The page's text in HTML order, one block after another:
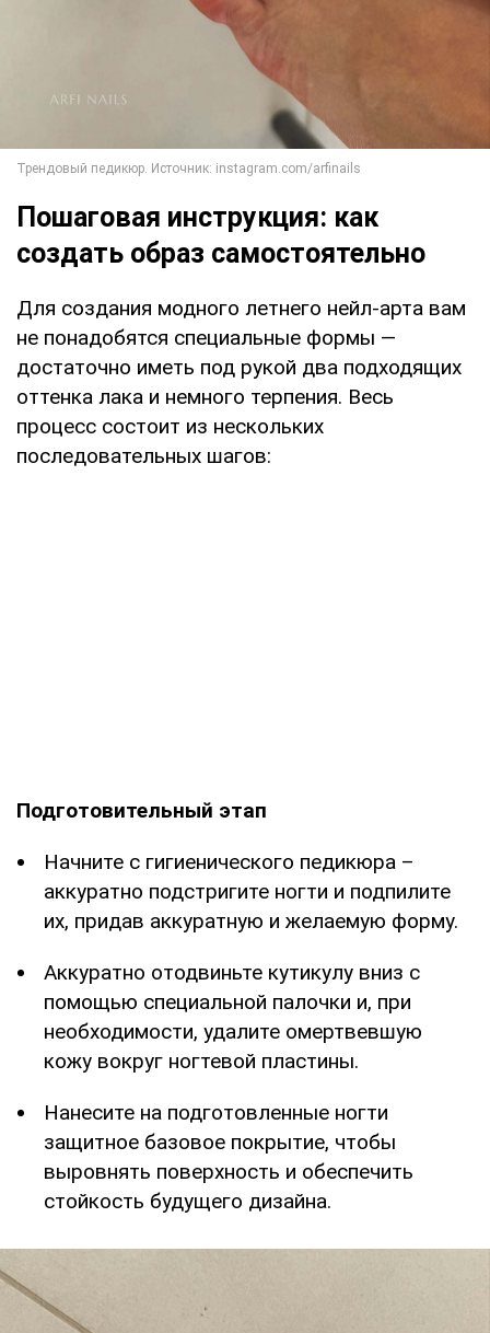
Пошаговая инструкция: как
создать образ самостоятельно
Для создания модного летнего нейл-арта вам
не понадобятся специальные формы —
достаточно иметь под рукой два подходящих
оттенка лака и немного терпения. Весь
процесс состоит из нескольких
последовательных шагов:
Подготовительный этап
Начните с гигиенического педикюра –
аккуратно подстригите ногти и подпилите
их, придав аккуратную и желаемую форму.
Аккуратно отодвиньте кутикулу вниз с
помощью специальной палочки и, при
необходимости, удалите омертвевшую
кожу вокруг ногтевой пластины.
Нанесите на подготовленные ногти
защитное базовое покрытие, чтобы
выровнять поверхность и обеспечить
стойкость будущего дизайна.